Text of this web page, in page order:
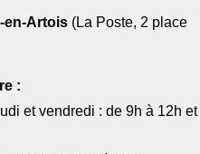
en-Artois (La Poste, 2 place
:
et vendredi : de 9h à 12h et